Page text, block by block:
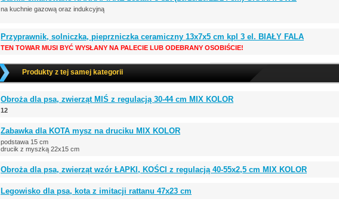
na kuchnie gazową oraz indukcyjną
Przyprawnik, solniczka, pieprzniczka ceramiczny 13x7x5 cm kpl 3 el. BIAŁY FALA
TEN TOWAR MUSI BYĆ WYSŁANY NA PALECIE LUB ODEBRANY OSOBIŚCIE!
Produkty z tej samej kategorii
Obroża dla psa, zwierząt MIŚ z regulacją 30-44 cm MIX KOLOR
12
Zabawka dla KOTA mysz na druciku MIX KOLOR
podstawa 15 cm
drucik z myszką 22x15 cm
Obroża dla psa, zwierząt wzór ŁAPKI, KOŚCI z regulacją 40-55x2,5 cm MIX KOLOR
Legowisko dla psa, kota z imitacji rattanu 47x23 cm